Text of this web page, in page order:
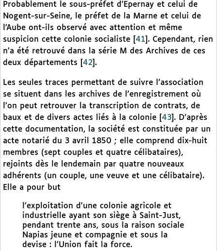
Probablement le sous-préfet d’Epernay et celui de
Nogent-sur-Seine, le préfet de la Marne et celui de
l’Aube ont-ils observé avec attention et même
suspicion cette colonie socialiste
41 . Cependant, rien
n’a été retrouvé dans la série M des Archives de ces
deux départements
42 .
Les seules traces permettant de suivre l’association
se situent dans les archives de l’enregistrement où
l’on peut retrouver la transcription de contrats, de
baux et de divers actes liés à la colonie
43 . D’après
cette documentation, la société est constituée par un
acte notarié du 3 avril 1850 ; elle comprend dix-huit
membres (sept couples et quatre célibataires),
rejoints dès le lendemain par quatre nouveaux
adhérents (un couple, une veuve et une célibataire).
Elle a pour but
l’exploitation d’une colonie agricole et
industrielle ayant son siège à Saint-Just,
pendant trente ans, sous la raison sociale
Napias jeune et compagnie et sous la
devise : l’Union fait la force.